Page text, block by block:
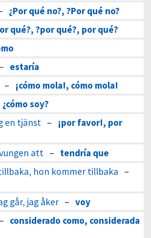
¿Por qué no?, ?Por qué no?
qué?, ?por qué?, por qué?
– estaría
–
¡cómo mola!, cómo mola!
¿cómo soy?
en tjänst –
¡por favor!, por
att – tendría que
hon kommer tillbaka –
går, jag åker – voy
– considerado como, considerada